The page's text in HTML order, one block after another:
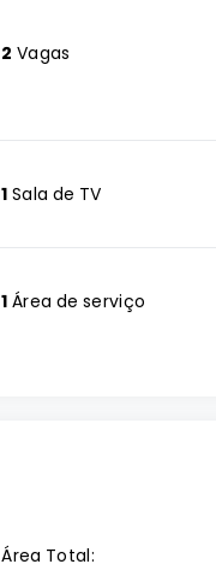
2 Vagas
1 Sala de TV
1 Área de serviço
Área Total: